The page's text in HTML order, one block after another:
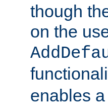
though
on the
enables